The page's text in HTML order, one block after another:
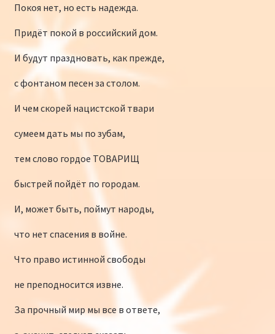
Наши участники 2017
Страничка победителей 2017
tt
er
b
o
o
k
n
o
kl
as
sn
iki
p
y
Li
n
k
а
Покоя нет, но есть надежда.
Придёт покой в российский дом.
И будут праздновать, как прежде,
с фонтаном песен за столом.
И чем скорей нацистской твари
сумеем дать мы по зубам,
тем слово гордое ТОВАРИЩ
быстрей пойдёт по городам.
И, может быть, поймут народы,
что нет спасения в войне.
Что право истинной свободы
не преподносится извне.
За прочный мир мы все в ответе,